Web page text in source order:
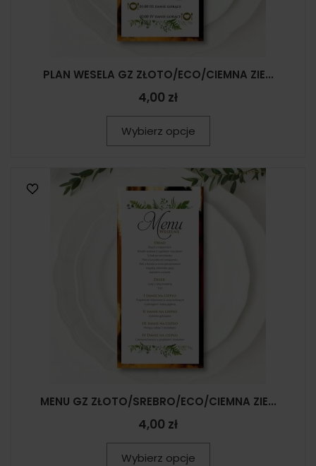
PLAN WESELA GZ ZŁOTO/ECO/CIEMNA ZIE...
4,00 zł
Wybierz opcje
MENU GZ ZŁOTO/SREBRO/ECO/CIEMNA ZIE...
4,00 zł
Wybierz opcje